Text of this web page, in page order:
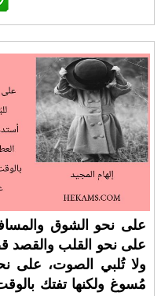
على نحو الشوق
على نحو القلب والقصد
ولا تُلبي الصوت، على
مُسوغ ولكنها تفتك